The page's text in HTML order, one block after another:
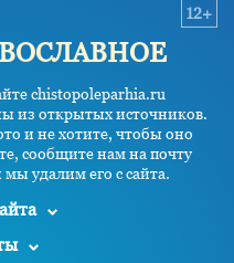
chistopoleparhia.ru
из открытых источников.
и не хотите, чтобы оно
сообщите нам на почту
удалим его с сайта.
12+